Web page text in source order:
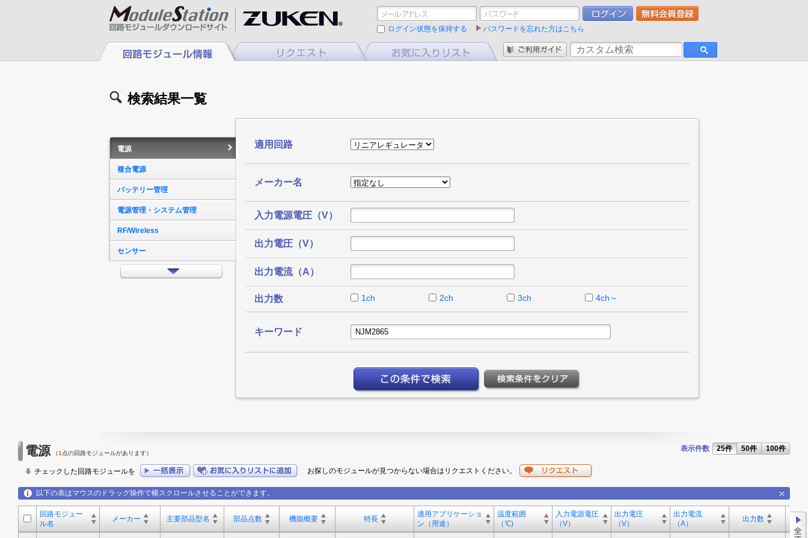
ログイン状態を保持する パスワードを忘れた方はこちら
検索結果一覧
電源
複合電源
バッテリー管理
電源管理・システム管理
RF/Wireless
センサー
インターフェイス
アンプ
スイッチ/マルチプレクサ
データコンバータ
その他
適用回路
メーカー名
入力電源電圧（V）
出力電圧（V）
出力電流（A）
出力数 1ch 2ch 3ch 4ch～
キーワード
電源（1点の回路モジュールがあります）
表示件数 25件 50件 100件
チェックした回路モジュールを お探しのモジュールが見つからない場合はリクエストください。
以下の表はマウスのドラッグ操作で横スクロールさせることができます。
回路モジュー
ル名
メーカー 主要部品型名 部品点数 機能概要 特長
適用アプリケーショ
ン（用途）
温度範囲
（℃)
入力電源電圧
（V）
出力電圧
（V）
出力電流
（A）
出力数